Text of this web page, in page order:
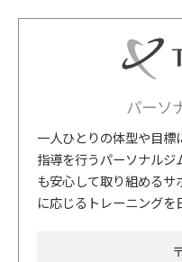
パーソ
一人ひとりの体型や目標
指導を行うパーソナルジ
も安心して取り組める
に応じるトレーニングを